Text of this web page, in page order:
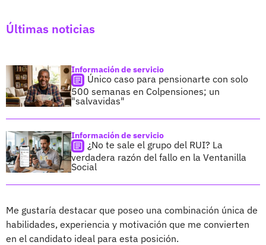
Últimas noticias
Información de servicio
Único caso para pensionarte con solo
500 semanas en Colpensiones; un
"salvavidas"
Información de servicio
¿No te sale el grupo del RUI? La
verdadera razón del fallo en la Ventanilla
Social
Me gustaría destacar que poseo una combinación única de
habilidades, experiencia y motivación que me convierten
en el candidato ideal para esta posición.